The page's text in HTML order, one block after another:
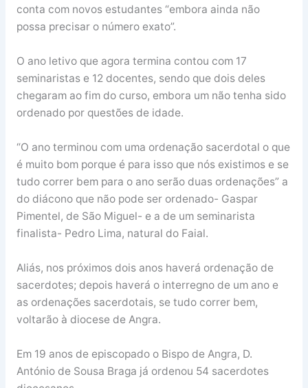
conta com novos estudantes “embora ainda não
possa precisar o número exato”.
O ano letivo que agora termina contou com 17
seminaristas e 12 docentes, sendo que dois deles
chegaram ao fim do curso, embora um não tenha sido
ordenado por questões de idade.
“O ano terminou com uma ordenação sacerdotal o que
é muito bom porque é para isso que nós existimos e se
tudo correr bem para o ano serão duas ordenações” a
do diácono que não pode ser ordenado- Gaspar
Pimentel, de São Miguel- e a de um seminarista
finalista- Pedro Lima, natural do Faial.
Aliás, nos próximos dois anos haverá ordenação de
sacerdotes; depois haverá o interregno de um ano e
as ordenações sacerdotais, se tudo correr bem,
voltarão à diocese de Angra.
Em 19 anos de episcopado o Bispo de Angra, D.
António de Sousa Braga já ordenou 54 sacerdotes